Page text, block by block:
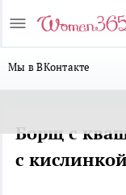
Мы в ВКонтакте
Борщ с
с кислинкой